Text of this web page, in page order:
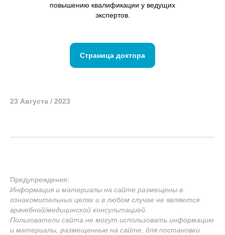
повышению квалификации у ведущих
экспертов.
Страница доктора
23 Августа / 2023
Предупреждения:
Информация и материалы на сайте размещены в
ознакомительных целях и в любом случае не являются
врачебной/медицинской консультацией.
Пользователи сайта не могут использовать информацию
и материалы, размещенные на сайте, для постановки